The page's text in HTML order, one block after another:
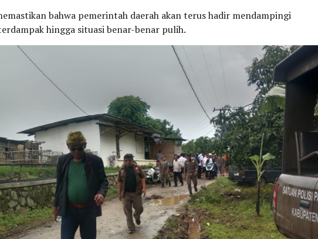
bahwa pemerintah daerah akan terus hadir mendampingi
hingga situasi benar-benar pulih.